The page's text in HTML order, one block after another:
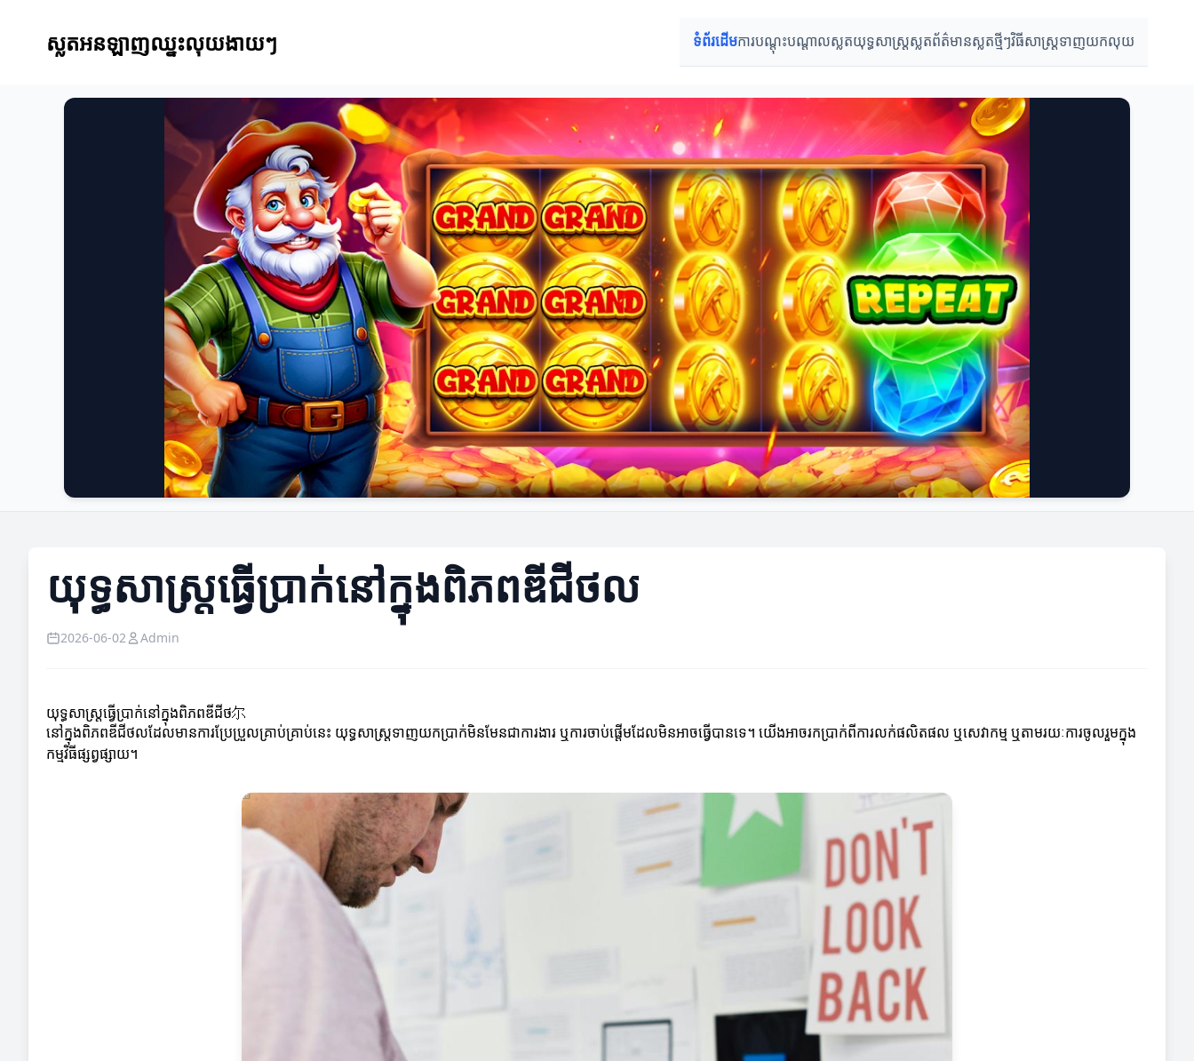
ស្លតអនឡាញឈ្នះលុយងាយៗ ទំព័រដើមការបណ្តុះបណ្តាលស្លតយុទ្ធសាស្ត្រស្លតព័ត៌មានស្លតថ្មីៗវិធីសាស្ត្រទាញយកលុយ
យុទ្ធសាស្ត្រធ្វើប្រាក់នៅក្នុងពិភពឌីជីថល
2026-06-02 Admin
យុទ្ធសាស្ត្រធ្វើប្រាក់នៅក្នុងពិភពឌីជីថ尔
នៅក្នុងពិភពឌីជីថលដែលមានការប្រែប្រួលគ្រាប់គ្រាប់នេះ យុទ្ធសាស្ត្រទាញយកប្រាក់មិនមែនជាការងារ ឬការចាប់ផ្តើមដែលមិនអាចធ្វើបានទេ។ យើងអាចរកប្រាក់ពីការលក់ផលិតផល ឬសេវាកម្ម ឬតាមរយៈការចូលរួមក្នុង
កម្មវិធីផ្សព្វផ្សាយ។